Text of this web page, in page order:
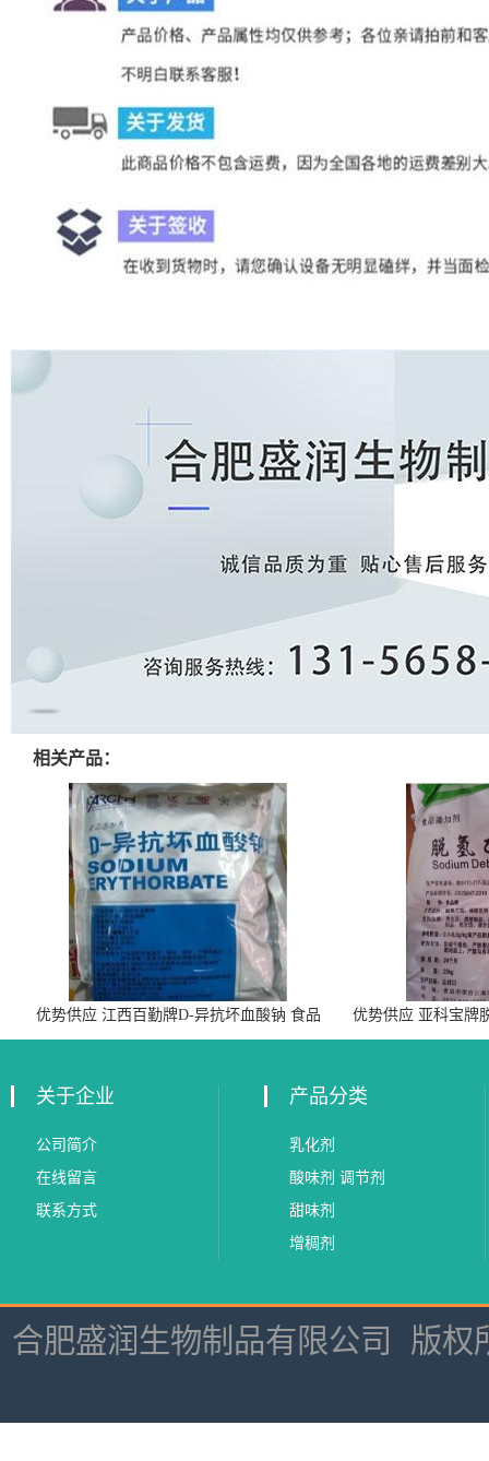
相关产品：
优势供应 江西百勤牌D-异抗坏血酸钠 食品
级抗氧化剂
优势供应 亚科宝牌
关于企业
公司简介
在线留言
联系方式
产品分类
乳化剂
酸味剂 调节剂
甜味剂
增稠剂
合肥盛润生物制品有限公司 版权